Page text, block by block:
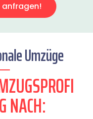
Umzüge
NACH: